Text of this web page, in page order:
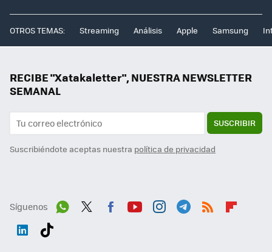
OTROS TEMAS: Streaming Análisis Apple Samsung
RECIBE "Xatakaletter", NUESTRA NEWSLETTER
SEMANAL
SUSCRIBIR
Suscribiéndote aceptas nuestra política de privacidad
Síguenos